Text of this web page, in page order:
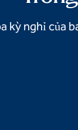
kỳ nghỉ